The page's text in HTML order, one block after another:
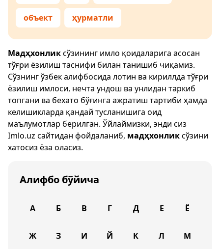
объект ҳурматли
Мадҳхонликсўзининг имло қоидаларига асосан
тўғри ёзилиш таснифи билан танишиб чиқамиз.
Сўзнинг ўзбек алифбосида лотин ва кириллда тўғри
ёзилиш имлоси, нечта ундош ва унлидан таркиб
топгани ва бехато бўғинга ажратиш тартиби ҳамда
келишикларда қандай тусланишига оид
маълумотлар берилган. Ўйлаймизки, энди сиз
Imlo.uz сайтидан фойдаланиб, мадҳхонликсўзини
хатосиз ёза оласиз.
Алифбо бўйича
А Б В Г Д Е Ё
Ж З И Й К Л М